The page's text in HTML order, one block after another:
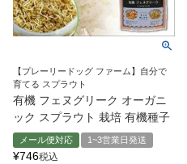
【プレーリードッグ ファーム】自分で
育てる スプラウト
有機 フェヌグリーク オーガニ
ック スプラウト 栽培 有機種子
メール便対応 1~3営業日発送
¥746税込